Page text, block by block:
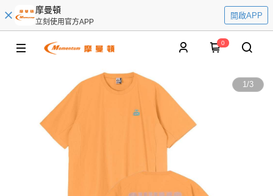
摩曼頓
立刻使用官方APP
開啟APP
0
1/3